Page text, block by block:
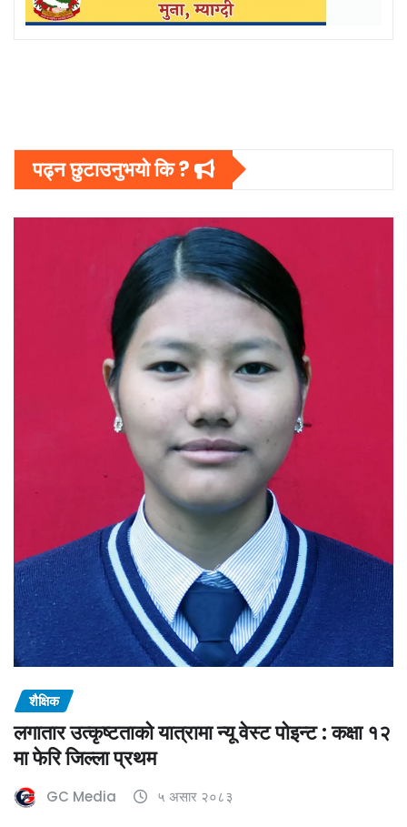
पढ्न छुटाउनुभयो कि ?
शैक्षिक
लगातार उत्कृष्टताको यात्रामा न्यू वेस्ट पोइन्ट : कक्षा १२
मा फेरि जिल्ला प्रथम
GC Media ५ असार २०८३